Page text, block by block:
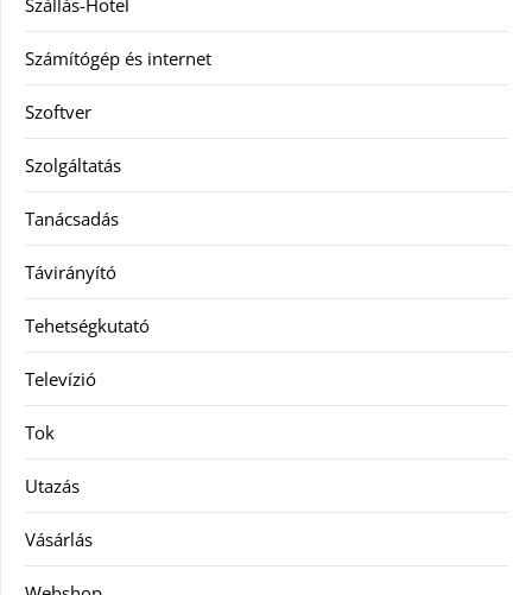
Számítógép és internet
Szoftver
Szolgáltatás
Tanácsadás
Távirányító
Tehetségkutató
Televízió
Tok
Utazás
Vásárlás